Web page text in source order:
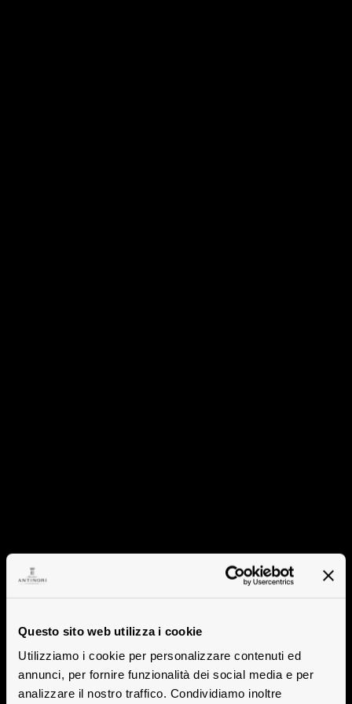
Questo sito web utilizza i cookie
Utilizziamo i cookie per personalizzare contenuti ed
annunci, per fornire funzionalità dei social media e per
analizzare il nostro traffico. Condividiamo inoltre